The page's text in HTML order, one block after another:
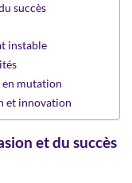
succès
instable
en mutation
et innovation
et du succès